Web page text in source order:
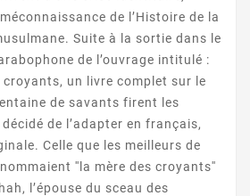
de l’Histoire de la
Suite à la sortie dans le
de l’ouvrage intitulé :
croyants, un livre complet sur le
de savants firent les
de l’adapter en français,
Celle que les meilleurs de
′′la mère des croyants′′
l’épouse du sceau des